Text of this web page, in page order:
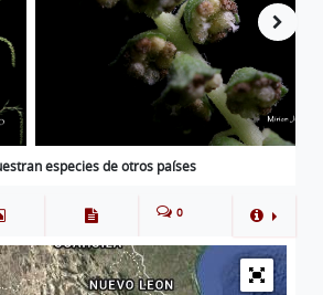
especies de otros países
0